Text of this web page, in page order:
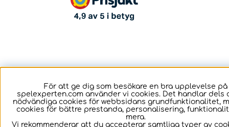
För att ge dig som besökare en bra upplevelse på
spelexperten.com använder vi cookies. Det handlar dels
nödvändiga cookies för webbsidans grundfunktionalitet,
cookies för bättre prestanda, personalisering,
mera.
Vi rekommenderar att du accepterar samtliga typer av